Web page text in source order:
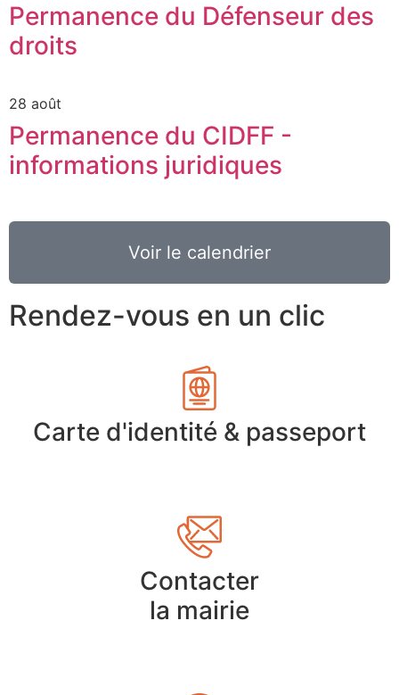
Permanence du Défenseur des
droits
28 août
Permanence du CIDFF -
informations juridiques
Voir le calendrier
Rendez-vous en un clic
Carte d'identité & passeport
Contacter
la mairie